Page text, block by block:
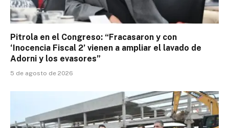
Pitrola en el Congreso: “Fracasaron y con
‘Inocencia Fiscal 2’ vienen a ampliar el lavado de
Adorni y los evasores”
5 de agosto de 2026